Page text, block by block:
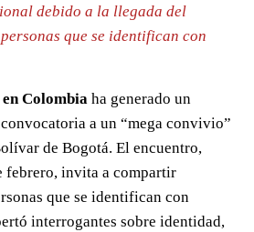
debido a la llegada del
que se identifican con
Colombia ha generado un
a un “mega convivio”
de Bogotá. El encuentro,
febrero, invita a compartir
que se identifican con
interrogantes sobre identidad,